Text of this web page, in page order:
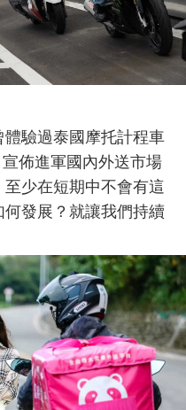
驗過泰國摩托計程車
佈進軍國內外送市場
少在短期中不會有這
發展？就讓我們持續